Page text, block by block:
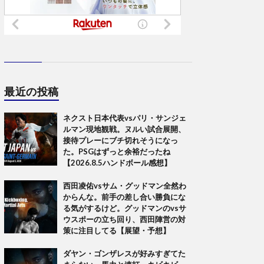
最近の投稿
ネクスト日本代表vsパリ・サンジェ
ルマン現地観戦。ヌルい試合展開、
接待プレーにブチ切れそうになっ
た。PSGはずっと余裕だったね
【2026.8.5ハンドボール感想】
西田凌佑vsサム・グッドマン全然わ
からんな。前手の差し合い勝負にな
る気がするけど。グッドマンのvsサ
ウスポーの立ち回り、西田陣営の対
策に注目してる【展望・予想】
ダヤン・ゴンザレスが好みすぎてた